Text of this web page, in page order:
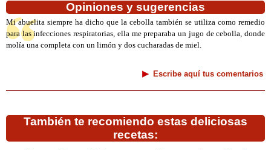
Opiniones y sugerencias
Mi abuelita siempre ha dicho que la cebolla también se utiliza como remedio
para las infecciones respiratorias, ella me preparaba un jugo de cebolla, donde
molía una completa con un limón y dos cucharadas de miel.
Escribe aquí tus comentarios
También te recomiendo estas deliciosas
recetas: